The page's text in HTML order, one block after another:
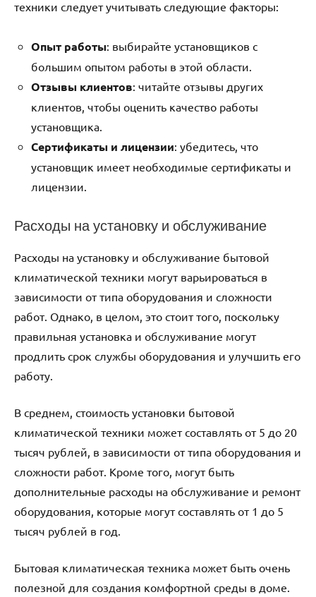
техники следует учитывать следующие факторы:
Опыт работы: выбирайте установщиков с
большим опытом работы в этой области.
Отзывы клиентов: читайте отзывы других
клиентов, чтобы оценить качество работы
установщика.
Сертификаты и лицензии: убедитесь, что
установщик имеет необходимые сертификаты и
лицензии.
Расходы на установку и обслуживание
Расходы на установку и обслуживание бытовой
климатической техники могут варьироваться в
зависимости от типа оборудования и сложности
работ. Однако, в целом, это стоит того, поскольку
правильная установка и обслуживание могут
продлить срок службы оборудования и улучшить его
работу.
В среднем, стоимость установки бытовой
климатической техники может составлять от 5 до 20
тысяч рублей, в зависимости от типа оборудования и
сложности работ. Кроме того, могут быть
дополнительные расходы на обслуживание и ремонт
оборудования, которые могут составлять от 1 до 5
тысяч рублей в год.
Бытовая климатическая техника может быть очень
полезной для создания комфортной среды в доме.